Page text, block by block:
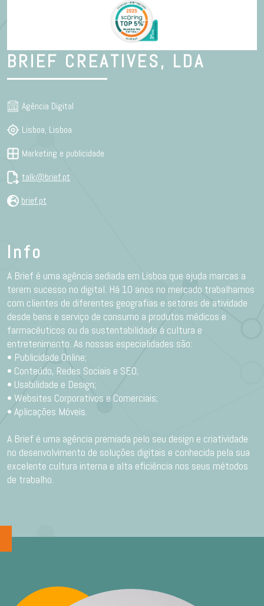
BRIEF CREATIVES, LDA
Agência Digital
Lisboa, Lisboa
Marketing e publicidade
talk@brief.pt
brief.pt
Info
A Brief é uma agência sediada em Lisboa que ajuda marcas a
terem sucesso no digital. Há 10 anos no mercado trabalhamos
com clientes de diferentes geografias e setores de atividade
desde bens e serviço de consumo a produtos médicos e
farmacêuticos ou da sustentabilidade à cultura e
entretenimento. As nossas especialidades são:
• Publicidade Online;
• Conteúdo, Redes Sociais e SEO;
• Usabilidade e Design;
• Websites Corporativos e Comerciais;
• Aplicações Móveis.
A Brief é uma agência premiada pelo seu design e criatividade
no desenvolvimento de soluções digitais e conhecida pela sua
excelente cultura interna e alta eficiência nos seus métodos
de trabalho.